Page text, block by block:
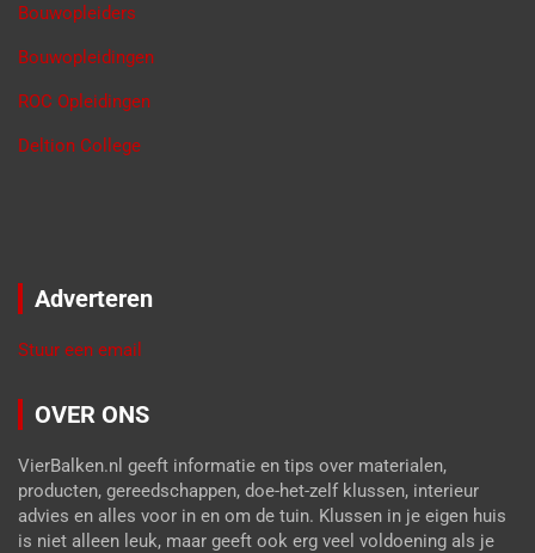
Bouwopleiders
Bouwopleidingen
ROC Opleidingen
Deltion College
Adverteren
Stuur een email
OVER ONS
VierBalken.nl geeft informatie en tips over materialen,
producten, gereedschappen, doe-het-zelf klussen, interieur
advies en alles voor in en om de tuin. Klussen in je eigen huis
is niet alleen leuk, maar geeft ook erg veel voldoening als je